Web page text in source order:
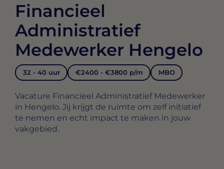
Financieel
Administratief
Medewerker Hengelo
32 - 40 uur €2400 - €3800 p/m MBO
Vacature Financieel Administratief Medewerker
in Hengelo. Jij krijgt de ruimte om zelf initiatief
te nemen en echt impact te maken in jouw
vakgebied.